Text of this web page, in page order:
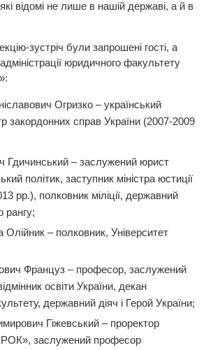
відомі не лише в нашій державі, а й в
зустріч були запрошені гості, а
юридичного факультету
Огризко – український
закордонних справ України (2007-2009
Гдичинський – заслужений юрист
політик, заступник міністра юстиції
рр.), полковник міліції, державний
рангу;
Олійник – полковник, Університет
Француз – професор, заслужений
освіти України, декан
державний діяч і Герой України;
Гіжевський – проректор
заслужений професор